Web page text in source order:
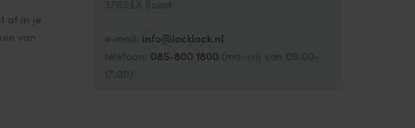
af in je
van
info@locklock.nl
085-800 1800